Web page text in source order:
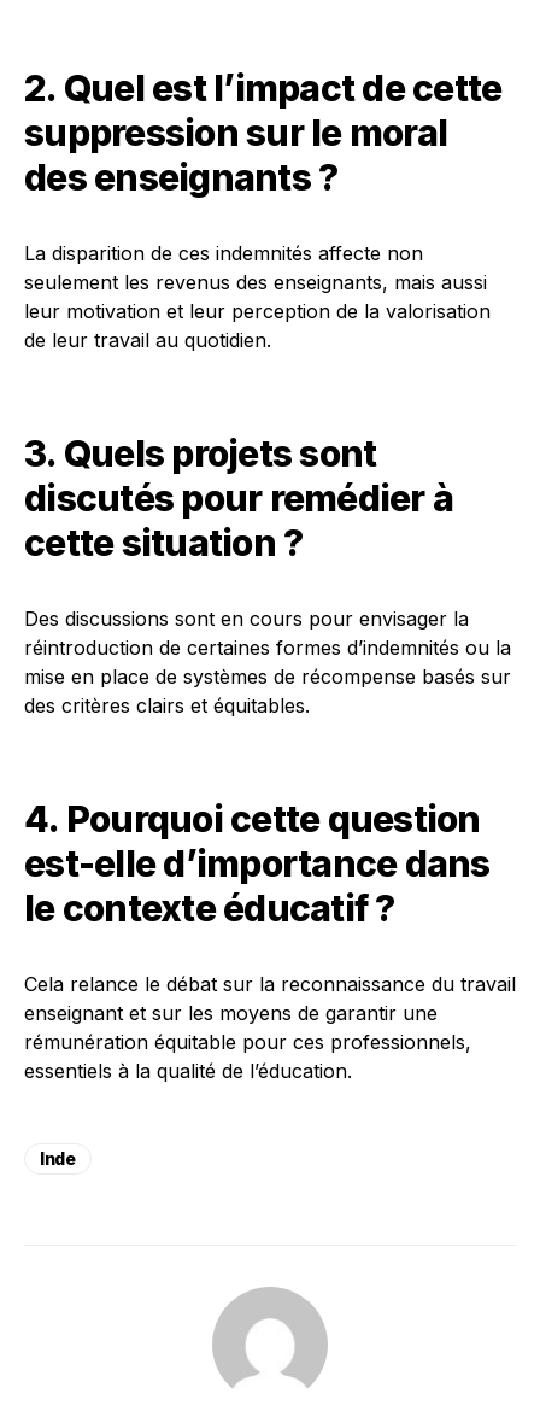
2. Quel est l’impact de cette
suppression sur le moral
des enseignants ?
La disparition de ces indemnités affecte non
seulement les revenus des enseignants, mais aussi
leur motivation et leur perception de la valorisation
de leur travail au quotidien.
3. Quels projets sont
discutés pour remédier à
cette situation ?
Des discussions sont en cours pour envisager la
réintroduction de certaines formes d’indemnités ou la
mise en place de systèmes de récompense basés sur
des critères clairs et équitables.
4. Pourquoi cette question
est-elle d’importance dans
le contexte éducatif ?
Cela relance le débat sur la reconnaissance du travail
enseignant et sur les moyens de garantir une
rémunération équitable pour ces professionnels,
essentiels à la qualité de l’éducation.
Inde